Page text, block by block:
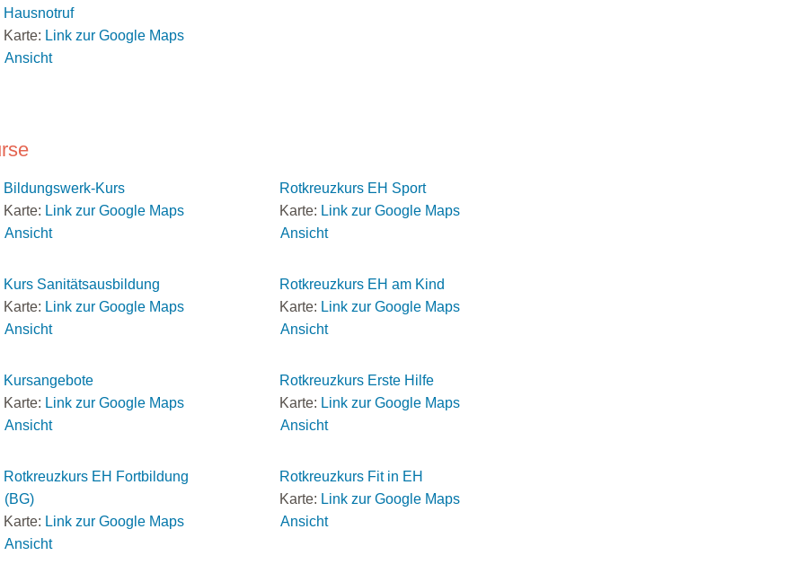
Hausnotruf
Karte: Link zur Google Maps
Ansicht
Bildungswerk-Kurs
Karte: Link zur Google Maps
Ansicht
Kurs Sanitätsausbildung
Karte: Link zur Google Maps
Ansicht
Kursangebote
Karte: Link zur Google Maps
Ansicht
Rotkreuzkurs EH Fortbildung
(BG)
Karte: Link zur Google Maps
Ansicht
Rotkreuzkurs EH Sport
Karte: Link zur Google Maps
Ansicht
Rotkreuzkurs EH am Kind
Karte: Link zur Google Maps
Ansicht
Rotkreuzkurs Erste Hilfe
Karte: Link zur Google Maps
Ansicht
Rotkreuzkurs Fit in EH
Karte: Link zur Google Maps
Ansicht